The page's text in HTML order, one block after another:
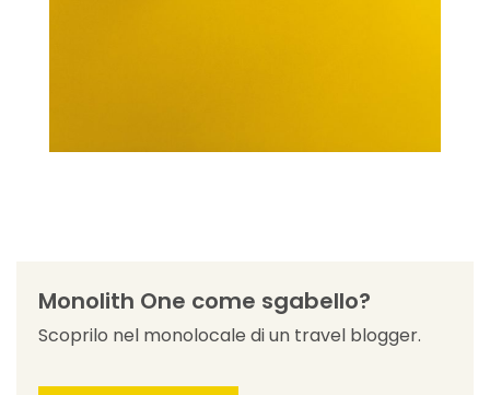
Monolith One come sgabello?
Scoprilo nel monolocale di un travel blogger.